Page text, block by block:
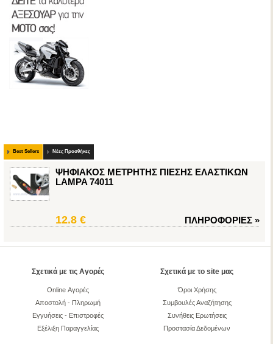
Best Sellers Νέες Προσθήκες
ΨΗΦΙΑΚΟΣ ΜΕΤΡΗΤΗΣ ΠΙΕΣΗΣ ΕΛΑΣΤΙΚΩΝ
LAMPA 74011
12.8 € ΠΛΗΡΟΦΟΡΙΕΣ »
Σχετικά με τις Αγορές
Online Αγορές
Αποστολή - Πληρωμή
Εγγυήσεις - Επιστροφές
Εξέλιξη Παραγγελίας
Σχετικά με το site μας
Όροι Χρήσης
Συμβουλές Αναζήτησης
Συνήθεις Ερωτήσεις
Προστασία Δεδομένων